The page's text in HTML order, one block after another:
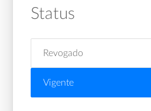
Status
Revogado
Vigente